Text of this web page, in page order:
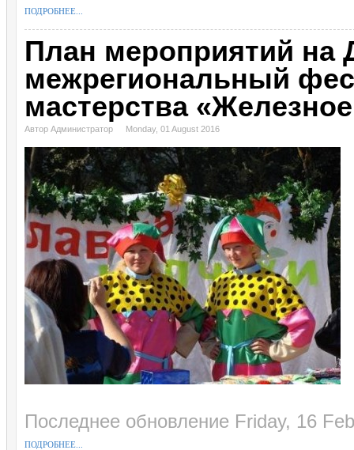
ПОДРОБНЕЕ...
План мероприятий на
межрегиональный
мастерства
Автор Администратор Monday, 01 August 2016
Последнее обновление Friday, 16
ПОДРОБНЕЕ...